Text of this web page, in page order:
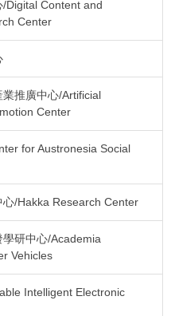
Digital Content and
Center
推廣中心/Artificial
Center
for Austronesia Social
心/Hakka Research Center
研中心/Academia
Vehicles
Intelligent Electronic